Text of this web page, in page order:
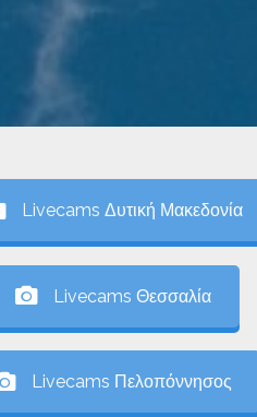
Livecams Δυτική Μακεδονία
Livecams Θεσσαλία
Livecams Πελοπόννησος